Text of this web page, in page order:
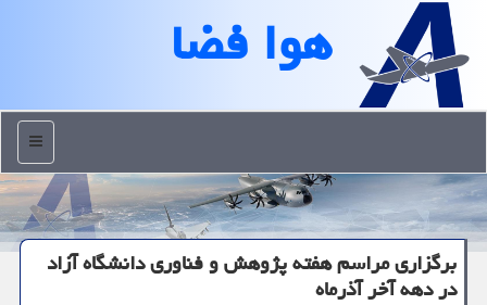
هوا فضا
منو
برگزاری مراسم هفته پژوهش و فناوری دانشگاه آزاد
در دهه آخر آذرماه